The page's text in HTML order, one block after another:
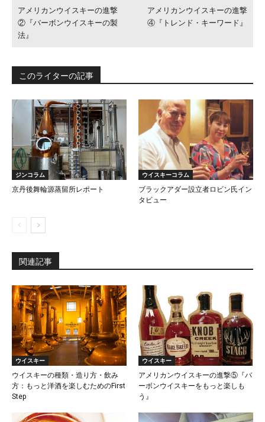
アメリカンウイスキーの進撃
②『バーボンウイスキーの製
法』
アメリカンウイスキーの進撃
④『トレンド・キーワード』
このライターの記事
ジンコラム
京丹後舞輪源蒸留所レポート
ウイスキーコラム
ブラックアダー設立者ロビン氏イン
タビュー
関連記事
ウイスキー
ウイスキーの種類・造り方・飲み
方：もっと洋酒を楽しむためのFirst
Step
ウイスキー
アメリカンウイスキーの進撃⑤『バ
ーボンウイスキーをもっと楽しも
う』